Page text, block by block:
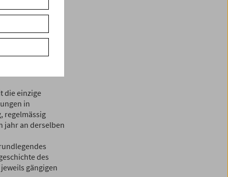
eine andere
die einzige
in
regelmässig
jahr an derselben
des
gängigen